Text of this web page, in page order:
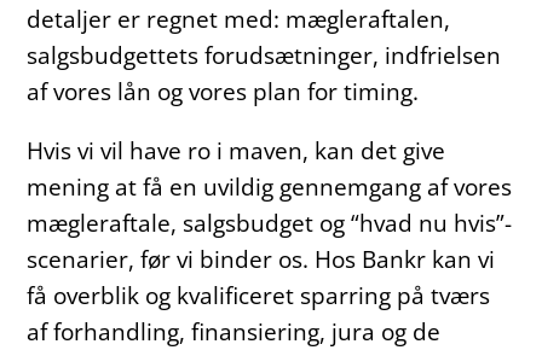
detaljer er regnet med: mægleraftalen,
salgsbudgettets forudsætninger, indfrielsen
af vores lån og vores plan for timing.
Hvis vi vil have ro i maven, kan det give
mening at få en uvildig gennemgang af vores
mægleraftale, salgsbudget og “hvad nu hvis”-
scenarier, før vi binder os. Hos Bankr kan vi
få overblik og kvalificeret sparring på tværs
af forhandling, finansiering, jura og de